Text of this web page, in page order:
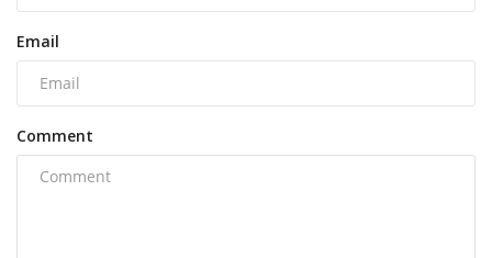
Email
Comment